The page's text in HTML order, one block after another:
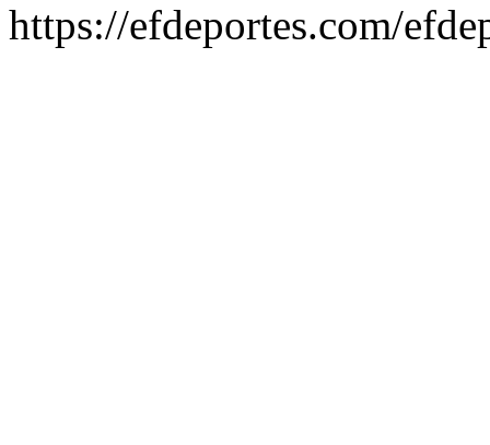
https://efdeportes.com/